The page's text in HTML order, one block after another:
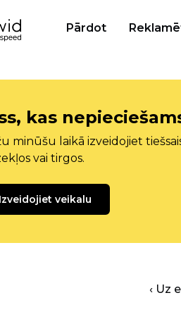
Pārdot
kas
minūšu laikā izveidojiet
vai tirgos.
Izveidojiet veikalu
‹ Uz